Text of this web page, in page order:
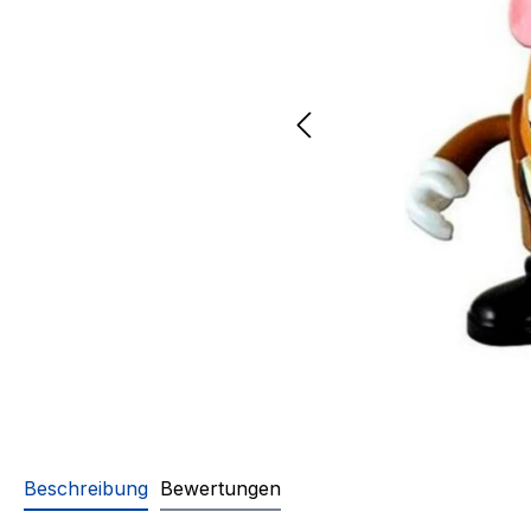
Beschreibung Bewertungen